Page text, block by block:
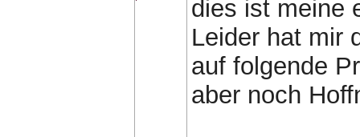
dies ist meine
Leider hat mir
auf folgende
aber noch